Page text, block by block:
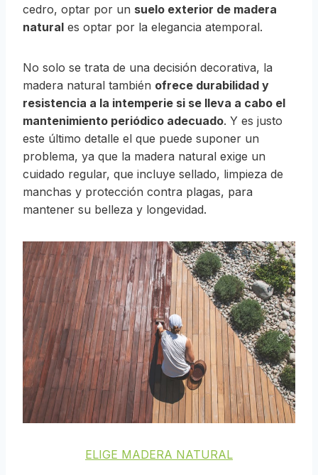
cedro, optar por un suelo exterior de madera
natural es optar por la elegancia atemporal.
No solo se trata de una decisión decorativa, la
madera natural también ofrece durabilidad y
resistencia a la intemperie si se lleva a cabo el
mantenimiento periódico adecuado. Y es justo
este último detalle el que puede suponer un
problema, ya que la madera natural exige un
cuidado regular, que incluye sellado, limpieza de
manchas y protección contra plagas, para
mantener su belleza y longevidad.
ELIGE MADERA NATURAL